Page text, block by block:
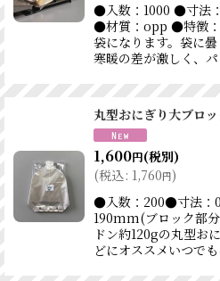
●入数：1000 ●寸法
●材質：opp ●特徴：
袋になります。袋に曇
寒暖の差が激しく、
丸型おにぎり大ブロ
1,600円(税別)
(税込: 1,760円)
●入数：200●寸法
190mm(ブロック部
ドン約120gの丸型お
どにオススメいつで